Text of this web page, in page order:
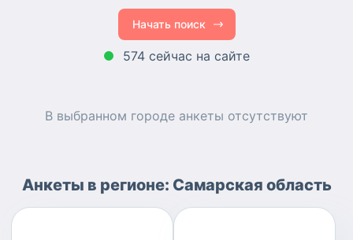
Начать поиск
574 сейчас на сайте
В выбранном городе анкеты отсутствуют
Анкеты в регионе: Самарская область